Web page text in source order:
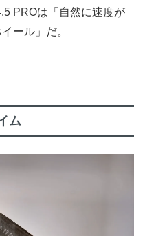
PROは「自然に速度が
ール」だ。
ム